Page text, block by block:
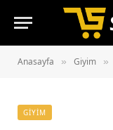
Anasayfa » Giyim »
GIYIM